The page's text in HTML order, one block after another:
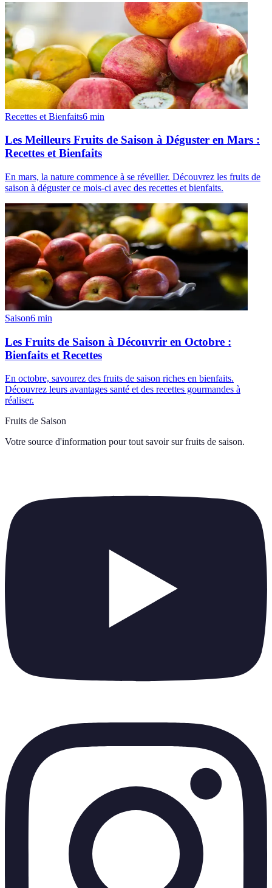
Recettes et Bienfaits6 min
Les Meilleurs Fruits de Saison à Déguster en Mars :
Recettes et Bienfaits
En mars, la nature commence à se réveiller. Découvrez les fruits de
saison à déguster ce mois-ci avec des recettes et bienfaits.
Saison6 min
Les Fruits de Saison à Découvrir en Octobre :
Bienfaits et Recettes
En octobre, savourez des fruits de saison riches en bienfaits.
Découvrez leurs avantages santé et des recettes gourmandes à
réaliser.
Fruits de Saison
Votre source d'information pour tout savoir sur fruits de saison.